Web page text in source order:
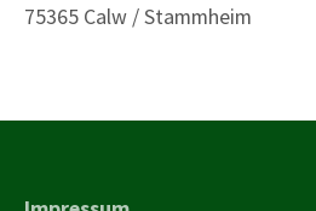
75365 Calw / Stammheim